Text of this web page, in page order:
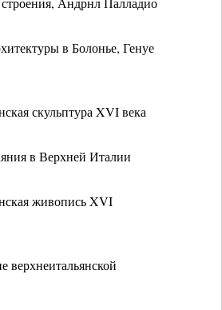
в Болонье, Генуе
скульптура XVI века
в Верхней Италии
живопись XVI
верхнеитальянской